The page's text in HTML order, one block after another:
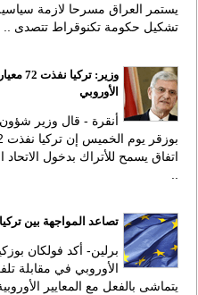
يستمر العراق مسرحا لازمة
تشكيل حكومة تكنوقراط تتصدى ..
وزير:
الأوروبي
أنقرة - قال وزير شؤون
اتفاق يسمح للأتراك بدخول
تصاعد المواجهة بين
برلين- أكد فولكان
الأوروبي في مقابلة
يتماشى بالفعل مع المعايير